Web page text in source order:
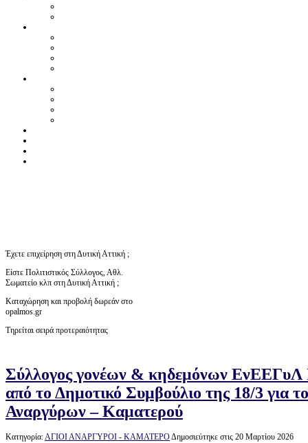
Έχετε επιχείρηση στη Δυτική Αττική ;
Είστε Πολιτιστικός Σύλλογος, Αθλ.
Σωματείο κλπ στη Δυτική Αττική ;
Καταχώρηση και προβολή δωρεάν στο
opalmos.gr
Τηρείται σειρά προτεραιότητας
Σύλλογος γονέων & κηδεμόνων ΕνΕΕΓυΛ
από το Δημοτικό Συμβούλιο της 18/3
Αναργύρων – Καματερού
Κατηγορία:ΑΓΙΟΙ ΑΝΑΡΓΥΡΟΙ - ΚΑΜΑΤΕΡΟΔημοσιεύτηκε στις 20 Μαρτίου 2026